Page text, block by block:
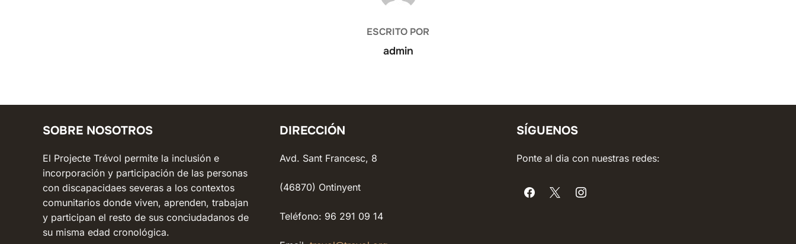
ESCRITO POR
admin
SOBRE NOSOTROS
El Projecte Trévol permite la inclusión e
incorporación y participación de las personas
con discapacidaes severas a los contextos
comunitarios donde viven, aprenden, trabajan
y participan el resto de sus conciudadanos de
su misma edad cronológica.
DIRECCIÓN
Avd. Sant Francesc, 8
(46870) Ontinyent
Teléfono: 96 291 09 14
SÍGUENOS
Ponte al dia con nuestras redes: